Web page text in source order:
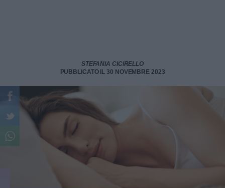
STEFANIA CICIRELLO
PUBBLICATO IL 30 NOVEMBRE 2023